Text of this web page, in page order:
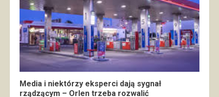
Media i niektórzy eksperci dają sygnał
rządzącym – Orlen trzeba rozwalić